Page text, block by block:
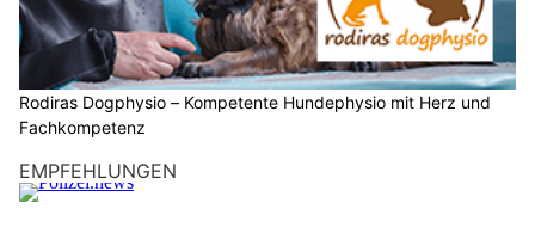
Rodiras Dogphysio – Kompetente Hundephysio mit Herz und
Fachkompetenz
EMPFEHLUNGEN